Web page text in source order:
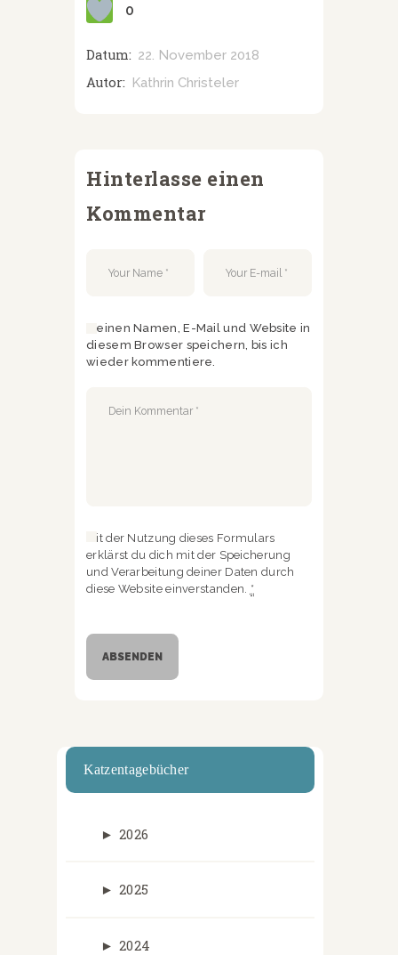
0
Datum: 22. November 2018
Autor: Kathrin Christeler
Hinterlasse einen
Kommentar
Meinen Namen, E-Mail und Website in
diesem Browser speichern, bis ich
wieder kommentiere.
Mit der Nutzung dieses Formulars
erklärst du dich mit der Speicherung
und Verarbeitung deiner Daten durch
diese Website einverstanden. *
Katzentagebücher
► 2026
► 2025
► 2024